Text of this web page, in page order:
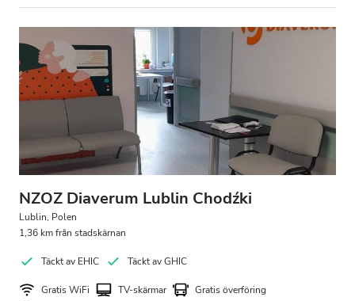
Acceptera
Patienter med HIV
Patienter med hepatit B
Patienter med hepatit C
GHIC
NZOZ Diaverum Lublin Chodźki
Lublin, Polen
1,36 km från stadskärnan
Täckt av EHIC Täckt av GHIC
Gratis WiFi TV-skärmar
Gratis överföring